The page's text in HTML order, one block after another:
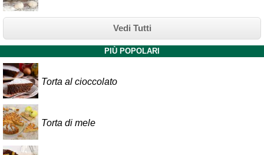
Vedi Tutti
PIÙ POPOLARI
Torta al cioccolato
Torta di mele